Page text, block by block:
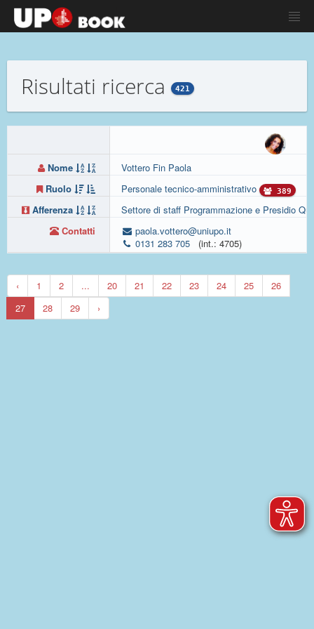
Risultati ricerca 421
Nome
Ruolo
Afferenza
Contatti
Vottero Fin Paola
Personale tecnico-amministrativo
389
Settore di staff Programmazione e Presidio
paola.vottero@uniupo.it
0131 283 705
(int.: 4705)
‹ 1 2 ... 20 21 22 23 24 25
26
27
28 29 ›